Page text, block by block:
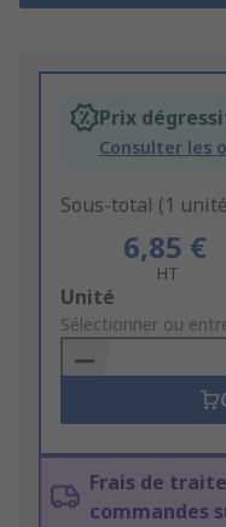
Prix
Consulter les
Sous-total (1
6,85 €
HT
Add
to
Basket
Unité
Sélectionner ou
Frais de
commandes